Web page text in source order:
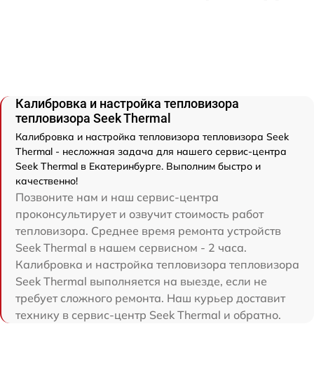
Калибровка и настройка тепловизора
тепловизора Seek Thermal
Калибровка и настройка тепловизора тепловизора Seek
Thermal - несложная задача для нашего сервис-центра
Seek Thermal в Екатеринбурге. Выполним быстро и
качественно!
Позвоните нам и наш сервис-центра
проконсультирует и озвучит стоимость работ
тепловизора. Среднее время ремонта устройств
Seek Thermal в нашем сервисном - 2 часа.
Калибровка и настройка тепловизора тепловизора
Seek Thermal выполняется на выезде, если не
требует сложного ремонта. Наш курьер доставит
технику в сервис-центр Seek Thermal и обратно.